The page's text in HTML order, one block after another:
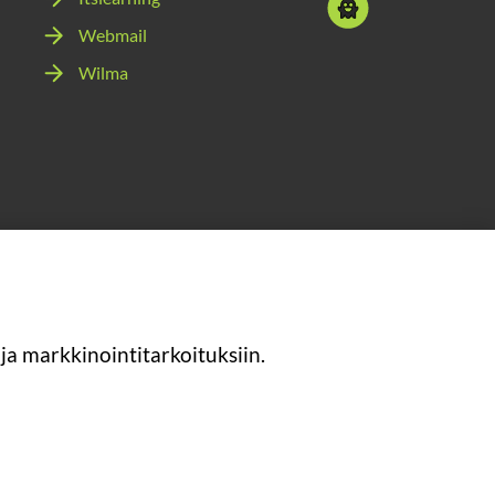
Webmail
Wilma
media:
ja markkinointitarkoituksiin.